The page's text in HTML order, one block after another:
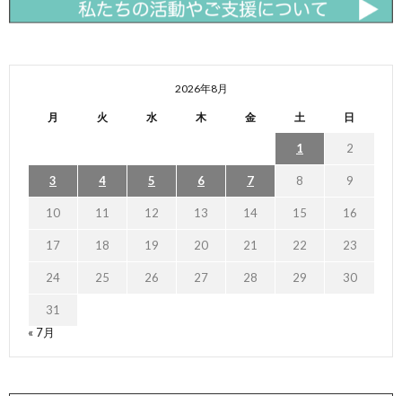
2026年8月
月 火 水 木 金 土 日
1 2
3 4 5 6 7 8 9
10 11 12 13 14 15 16
17 18 19 20 21 22 23
24 25 26 27 28 29 30
31
« 7月